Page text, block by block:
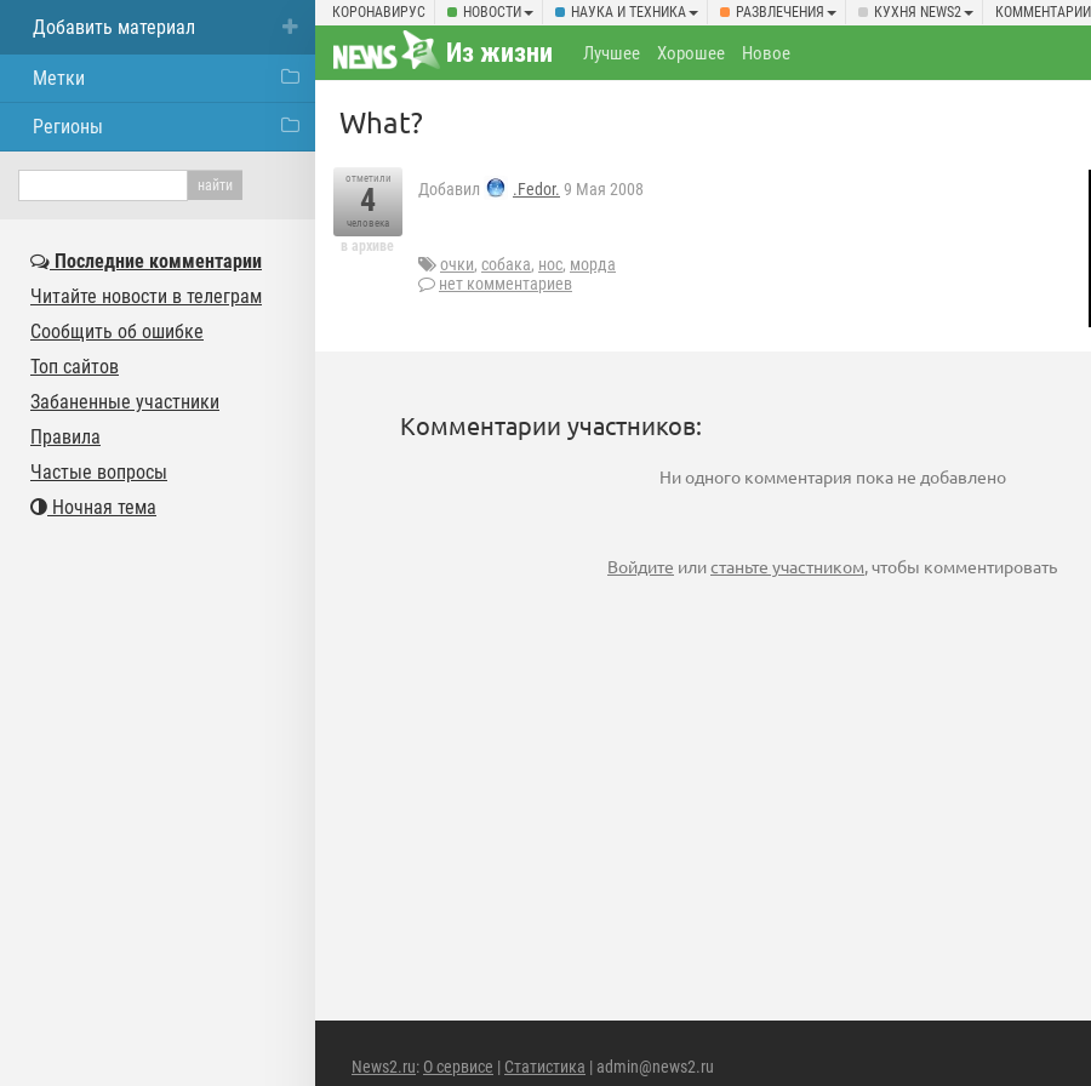
КОРОНАВИРУС НОВОСТИ НАУКА И ТЕХНИКА РАЗВЛЕЧЕНИЯ КУХНЯ NEWS2 КОММЕНТАРИИ
Из жизни Лучшее Хорошее Новое
What?
отметили
4
человека
в архиве
Добавил .Fedor. 9 Мая 2008
очки, собака, нос, морда
нет комментариев
Комментарии участников:
Ни одного комментария пока не добавлено
Войдите илистаньте участником, чтобы комментировать
News2.ru: О сервисе | Статистика | admin@news2.ru
Добавить материал
Метки
Регионы
Последние комментарии
Читайте новости в телеграм
Сообщить об ошибке
Топ сайтов
Забаненные участники
Правила
Частые вопросы
Ночная тема